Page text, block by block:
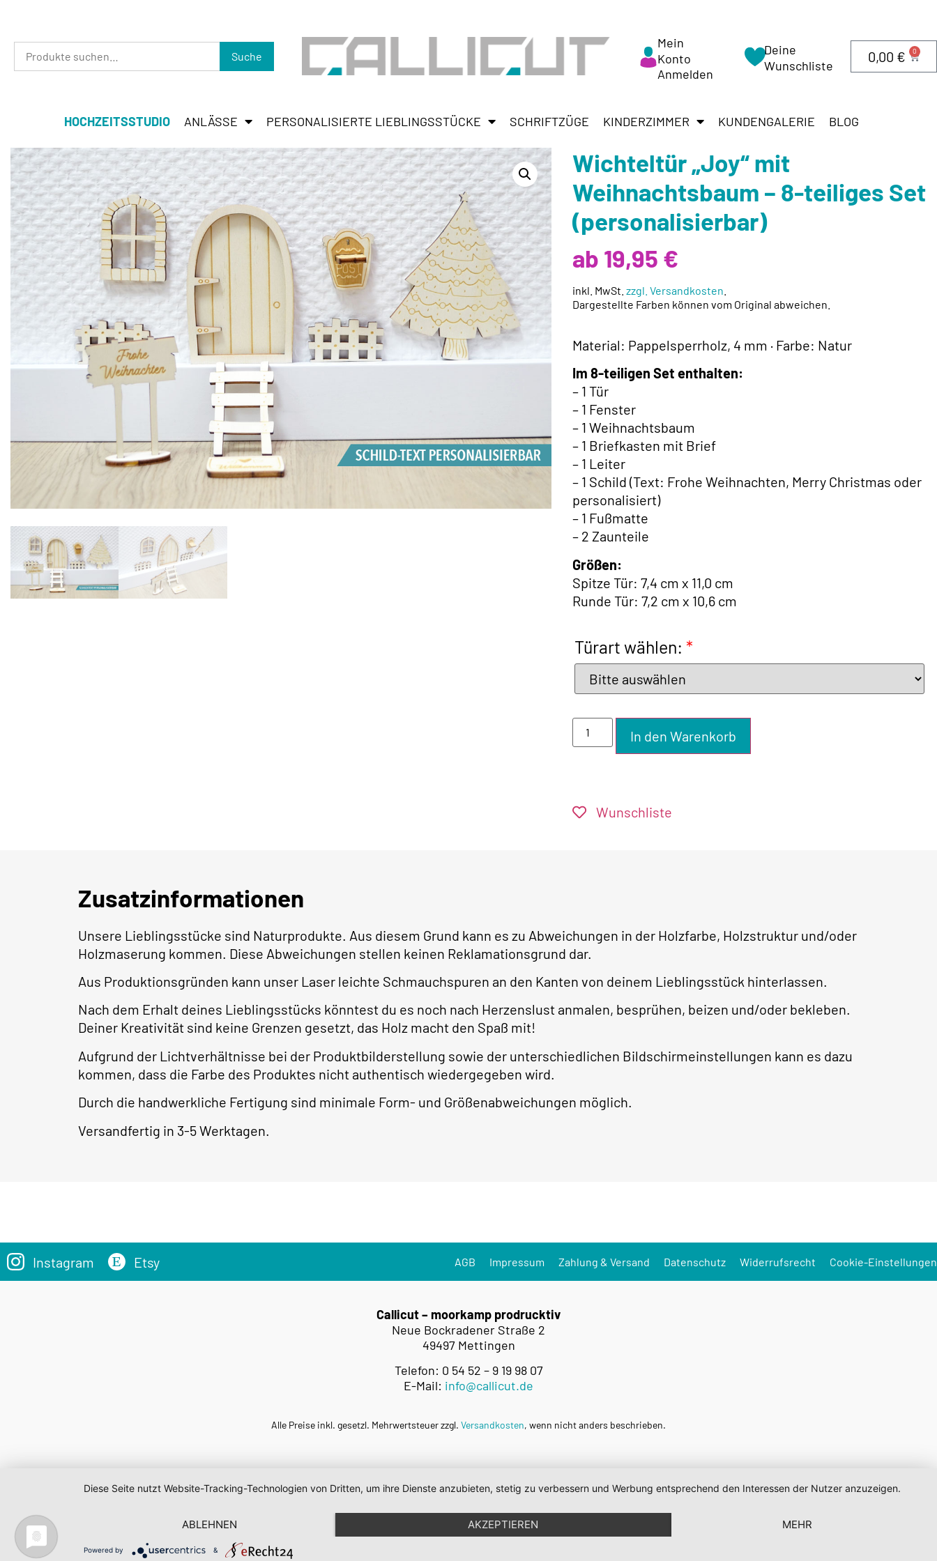
Suche
Mein
Konto
Anmelden
Deine
Wunschliste
0,00 € 0
HOCHZEITSSTUDIO ANLÄSSE PERSONALISIERTE LIEBLINGSSTÜCKE SCHRIFTZÜGE KINDERZIMMER KUNDENGALERIE BLOG
Wichteltür „Joy“ mit
Weihnachtsbaum – 8-teiliges Set
(personalisierbar)
ab 19,95 €
inkl. MwSt.zzgl. Versandkosten
Dargestellte Farben können vom Original abweichen.
Material: Pappelsperrholz, 4 mm · Farbe: Natur
Im 8-teiligen Set enthalten:
– 1 Tür
– 1 Fenster
– 1 Weihnachtsbaum
– 1 Briefkasten mit Brief
– 1 Leiter
– 1 Schild (Text: Frohe Weihnachten, Merry Christmas oder
personalisiert)
– 1 Fußmatte
– 2 Zaunteile
Größen:
Spitze Tür: 7,4 cm x 11,0 cm
Runde Tür: 7,2 cm x 10,6 cm
Türart wählen: *
In den Warenkorb
Wunschliste
Zusatzinformationen
Unsere Lieblingsstücke sind Naturprodukte. Aus diesem Grund kann es zu Abweichungen in der Holzfarbe, Holzstruktur und/oder
Holzmaserung kommen. Diese Abweichungen stellen keinen Reklamationsgrund dar.
Aus Produktionsgründen kann unser Laser leichte Schmauchspuren an den Kanten von deinem Lieblingsstück hinterlassen.
Nach dem Erhalt deines Lieblingsstücks könntest du es noch nach Herzenslust anmalen, besprühen, beizen und/oder bekleben.
Deiner Kreativität sind keine Grenzen gesetzt, das Holz macht den Spaß mit!
Aufgrund der Lichtverhältnisse bei der Produktbilderstellung sowie der unterschiedlichen Bildschirmeinstellungen kann es dazu
kommen, dass die Farbe des Produktes nicht authentisch wiedergegeben wird.
Durch die handwerkliche Fertigung sind minimale Form- und Größenabweichungen möglich.
Versandfertig in 3-5 Werktagen.
Instagram Etsy AGB Impressum Zahlung & Versand Datenschutz Widerrufsrecht Cookie-Einstellungen
Callicut – moorkamp prodrucktiv
Neue Bockradener Straße 2
49497 Mettingen
Telefon: 0 54 52 – 9 19 98 07
E-Mail: info@callicut.de
Alle Preise inkl. gesetzl. Mehrwertsteuer zzgl. Versandkosten, wenn nicht anders beschrieben.
Diese Seite nutzt Website-Tracking-Technologien von Dritten, um ihre Dienste anzubieten, stetig zu verbessern und Werbung entsprechend den Interessen der Nutzer anzuzeigen.
ABLEHNEN AKZEPTIEREN MEHR
Powered by &